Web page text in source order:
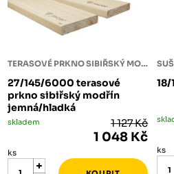
TERASOVÉ PRKNO SIBIŘSKÝ MODŘÍN
27/145/6000 terasové
prkno sibiřský modřín
jemná/hladká
skladem 1 127 Kč
1 048 Kč
ks ks